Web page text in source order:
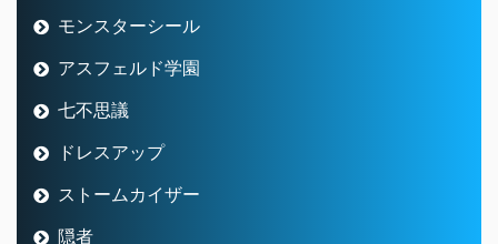
モンスターシール
アスフェルド学園
七不思議
ドレスアップ
ストームカイザー
隠者